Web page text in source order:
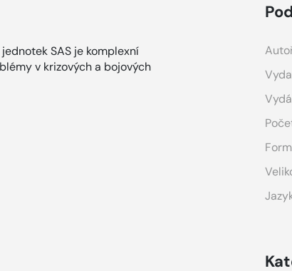
SAS je komplexní
v krizových a bojových